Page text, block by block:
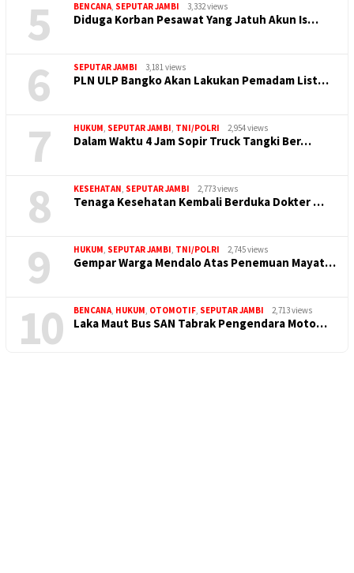
5 BENCANA, SEPUTAR JAMBI 3,332 views
Diduga Korban Pesawat Yang Jatuh Akun Is…
6 SEPUTAR JAMBI 3,181 views
PLN ULP Bangko Akan Lakukan Pemadam List…
7 HUKUM, SEPUTAR JAMBI, TNI/POLRI 2,954 views
Dalam Waktu 4 Jam Sopir Truck Tangki Ber…
8 KESEHATAN, SEPUTAR JAMBI 2,773 views
Tenaga Kesehatan Kembali Berduka Dokter …
9 HUKUM, SEPUTAR JAMBI, TNI/POLRI 2,745 views
Gempar Warga Mendalo Atas Penemuan Mayat…
10 BENCANA, HUKUM, OTOMOTIF, SEPUTAR JAMBI 2,713 views
Laka Maut Bus SAN Tabrak Pengendara Moto…